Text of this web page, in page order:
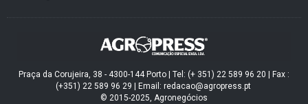
Praça da Corujeira, 38 - 4300-144 Porto | Tel: (+ 351) 22 589 96 20 | Fax :
(+351) 22 589 96 29 | Email: redacao@agropress.pt
© 2015-2025, Agronegócios